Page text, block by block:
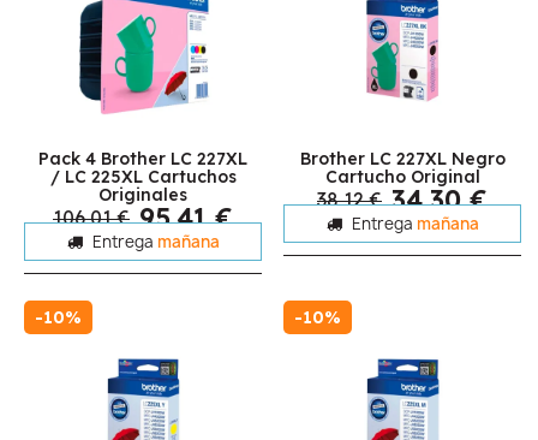
Pack 4 Brother LC 227XL
/ LC 225XL Cartuchos
Originales
106,01 € 95,41 €
Entrega mañana
Brother LC 227XL Negro
Cartucho Original
38,12 € 34,30 €
Entrega mañana
-10% -10%